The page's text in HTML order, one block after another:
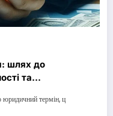
шлях до
та
юридичний термін, ц